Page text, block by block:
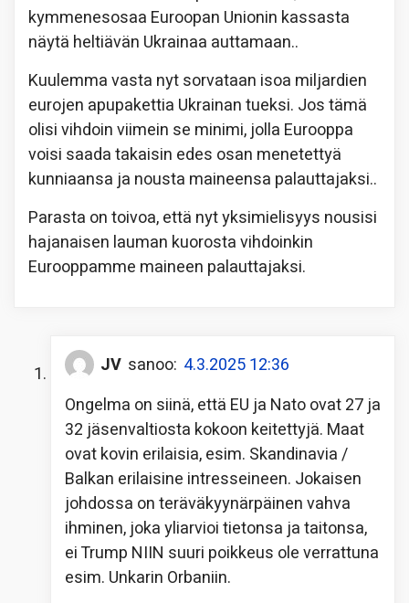
kymmenesosaa Euroopan Unionin kassasta
näytä heltiävän Ukrainaa auttamaan..
Kuulemma vasta nyt sorvataan isoa miljardien
eurojen apupakettia Ukrainan tueksi. Jos tämä
olisi vihdoin viimein se minimi, jolla Eurooppa
voisi saada takaisin edes osan menetettyä
kunniaansa ja nousta maineensa palauttajaksi..
Parasta on toivoa, että nyt yksimielisyys nousisi
hajanaisen lauman kuorosta vihdoinkin
Eurooppamme maineen palauttajaksi.
JV sanoo: 4.3.2025 12:36
Ongelma on siinä, että EU ja Nato ovat 27 ja
32 jäsenvaltiosta kokoon keitettyjä. Maat
ovat kovin erilaisia, esim. Skandinavia /
Balkan erilaisine intresseineen. Jokaisen
johdossa on teräväkyynärpäinen vahva
ihminen, joka yliarvioi tietonsa ja taitonsa,
ei Trump NIIN suuri poikkeus ole verrattuna
esim. Unkarin Orbaniin.